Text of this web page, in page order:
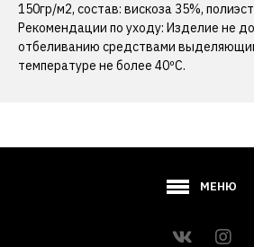
150гр/м2, состав: вискоза 35%,
Рекомендации по уходу: Изделие не
отбеливанию средствами
температуре не более 40ºС.
МЕНЮ